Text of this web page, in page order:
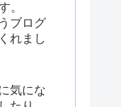
。
ブログ
れまし
気にな